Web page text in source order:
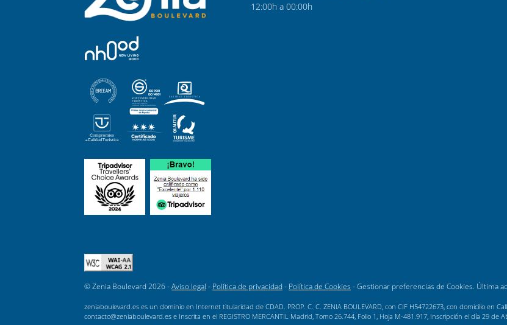
12:00h a 00:00h
© Zenia Boulevard 2026 -Aviso legal - Política de privacidad- Política de Cookies -Gestionar preferencias de Cookies. Última
zeniaboulevard.es es un dominio en Internet titularidad de CDAD. PROP. C. C. ZENIA BOULEVARD, con CIF H54722673, con domicilio en
contacto@zeniaboulevard.es e Inscrita en el REGISTRO MERCANTIL Madrid, Tomo 26.744, Folio 1, Hoja M-481.917, Inscripción el día 29 de